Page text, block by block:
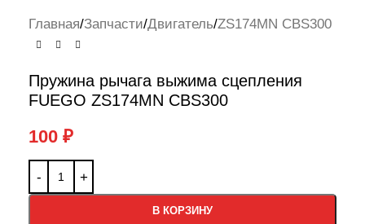
Главная/Запчасти/Двигатель/ZS174MN CBS300
Пружина рычага выжима сцепления
FUEGO ZS174MN CBS300
100 ₽
В КОРЗИНУ